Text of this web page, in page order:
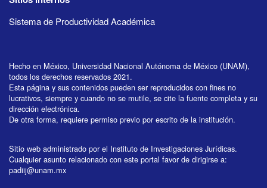
Sistema de Productividad Académica
Hecho en México, Universidad Nacional Autónoma de México (UNAM),
todos los derechos reservados 2021.
Esta página y sus contenidos pueden ser reproducidos con fines no
lucrativos, siempre y cuando no se mutile, se cite la fuente completa y su
dirección electrónica.
De otra forma, requiere permiso previo por escrito de la institución.
Sitio web administrado por el Instituto de Investigaciones Jurídicas.
Cualquier asunto relacionado con este portal favor de dirigirse a:
padiij@unam.mx